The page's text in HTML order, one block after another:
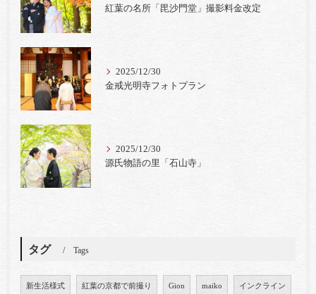
紅葉の名所「毘沙門堂」撮影料金改定
2025/12/30
金戒光明寺フォトプラン
2025/12/30
源氏物語の里「石山寺」
タグ Tags
新生活様式 紅葉の京都で前撮り Gion maiko インクライン